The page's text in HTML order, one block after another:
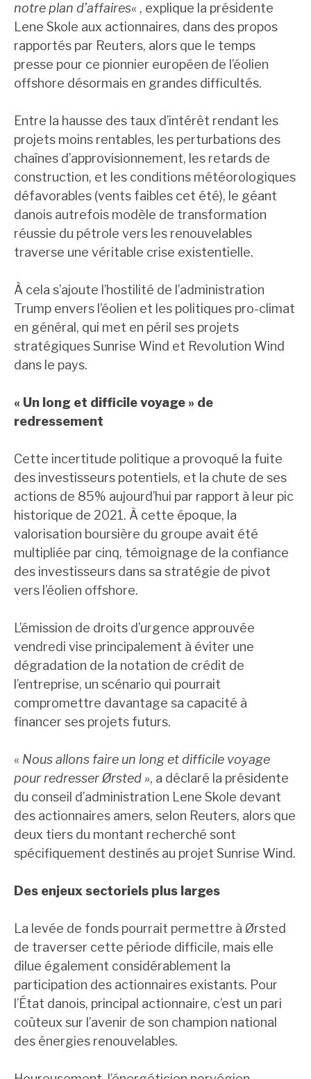
notre plan d’affaires« , explique la présidente
Lene Skole aux actionnaires, dans des propos
rapportés par Reuters, alors que le temps
presse pour ce pionnier européen de l’éolien
offshore désormais en grandes difficultés.
Entre la hausse des taux d’intérêt rendant les
projets moins rentables, les perturbations des
chaînes d’approvisionnement, les retards de
construction, et les conditions météorologiques
défavorables (vents faibles cet été), le géant
danois autrefois modèle de transformation
réussie du pétrole vers les renouvelables
traverse une véritable crise existentielle.
À cela s’ajoute l’hostilité de l’administration
Trump envers l’éolien et les politiques pro-climat
en général, qui met en péril ses projets
stratégiques Sunrise Wind et Revolution Wind
dans le pays.
« Un long et difficile voyage » de
redressement
Cette incertitude politique a provoqué la fuite
des investisseurs potentiels, et la chute de ses
actions de 85% aujourd’hui par rapport à leur pic
historique de 2021. À cette époque, la
valorisation boursière du groupe avait été
multipliée par cinq, témoignage de la confiance
des investisseurs dans sa stratégie de pivot
vers l’éolien offshore.
L’émission de droits d’urgence approuvée
vendredi vise principalement à éviter une
dégradation de la notation de crédit de
l’entreprise, un scénario qui pourrait
compromettre davantage sa capacité à
financer ses projets futurs.
« Nous allons faire un long et difficile voyage
pour redresser Ørsted », a déclaré la présidente
du conseil d’administration Lene Skole devant
des actionnaires amers, selon Reuters, alors que
deux tiers du montant recherché sont
spécifiquement destinés au projet Sunrise Wind.
Des enjeux sectoriels plus larges
La levée de fonds pourrait permettre à Ørsted
de traverser cette période difficile, mais elle
dilue également considérablement la
participation des actionnaires existants. Pour
l’État danois, principal actionnaire, c’est un pari
coûteux sur l’avenir de son champion national
des énergies renouvelables.